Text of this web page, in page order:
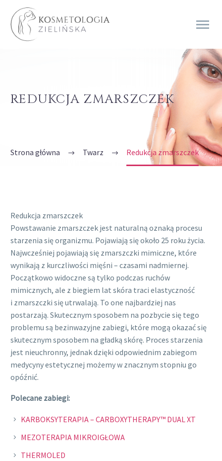
REDUKCJA ZMARSZCZEK
Strona główna Twarz Redukcja zmarszczek
Redukcja zmarszczek
Powstawanie zmarszczek jest naturalną oznaką procesu
starzenia się organizmu. Pojawiają się około 25 roku życia.
Najwcześniej pojawiają się zmarszczki mimiczne, które
wynikają z kurczliwości mięśni – czasami nadmiernej.
Początkowo widoczne są tylko podczas ruchów
mimicznych, ale z biegiem lat skóra traci elastyczność
i zmarszczki się utrwalają. To one najbardziej nas
postarzają. Skutecznym sposobem na pozbycie się tego
problemu są bezinwazyjne zabiegi, które mogą okazać się
skutecznym sposobem na gładką skórę. Proces starzenia
jest nieuchronny, jednak dzięki odpowiednim zabiegom
medycyny estetycznej możemy w znacznym stopniu go
opóźnić.
Polecane zabiegi:
KARBOKSYTERAPIA – CARBOXYTHERAPY™ DUAL XT
MEZOTERAPIA MIKROIGŁOWA
THERMOLED